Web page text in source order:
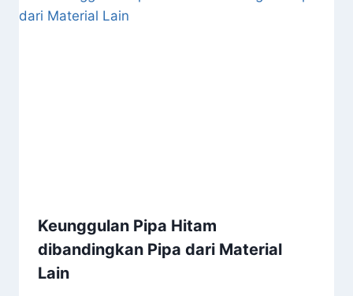
Keunggulan Pipa Hitam
dibandingkan Pipa dari Material
Lain